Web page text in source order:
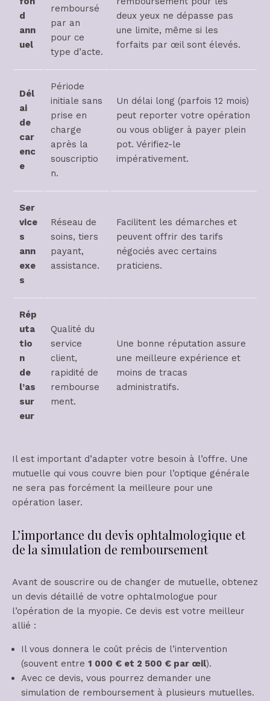
d
ann
uel
remboursé
par an
pour ce
type d’acte.
deux yeux ne dépasse pas
une limite, même si les
forfaits par œil sont élevés.
Dél
ai
de
car
enc
e
Période
initiale sans
prise en
charge
après la
souscriptio
n.
Un délai long (parfois 12 mois)
peut reporter votre opération
ou vous obliger à payer plein
pot. Vérifiez-le
impérativement.
Ser
vice
s
ann
exe
s
Réseau de
soins, tiers
payant,
assistance.
Facilitent les démarches et
peuvent offrir des tarifs
négociés avec certains
praticiens.
Rép
uta
tio
n
de
l’as
sur
eur
Qualité du
service
client,
rapidité de
rembourse
ment.
Une bonne réputation assure
une meilleure expérience et
moins de tracas
administratifs.
Il est important d’adapter votre besoin à l’offre. Une
mutuelle qui vous couvre bien pour l’optique générale
ne sera pas forcément la meilleure pour une
opération laser.
L’importance du devis ophtalmologique et
de la simulation de remboursement
Avant de souscrire ou de changer de mutuelle, obtenez
un devis détaillé de votre ophtalmologue pour
l’opération de la myopie. Ce devis est votre meilleur
allié :
Il vous donnera le coût précis de l’intervention
(souvent entre 1 000 € et 2 500 € par œil).
Avec ce devis, vous pourrez demander une
simulation de remboursement à plusieurs mutuelles.